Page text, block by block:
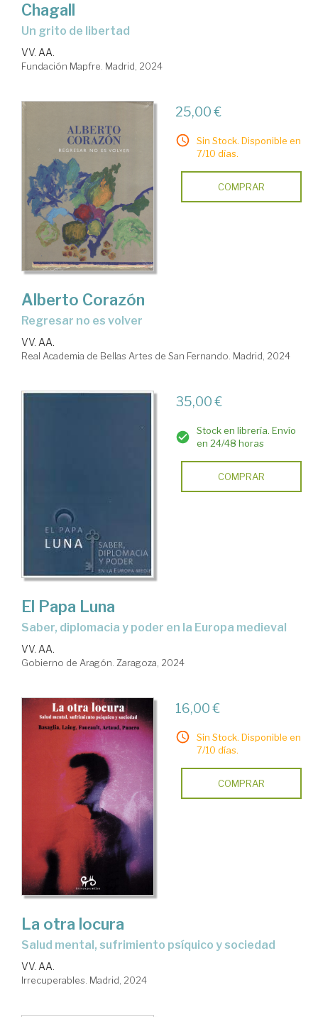
Chagall
un grito de libertad
VV. AA.
Fundación Mapfre. Madrid, 2024
25,00 €
Sin Stock. Disponible en
7/10 días.
COMPRAR
Alberto Corazón
Regresar no es volver
VV. AA.
Real Academia de Bellas Artes de San Fernando. Madrid, 2024
35,00 €
Stock en librería. Envío
en 24/48 horas
COMPRAR
El Papa Luna
saber, diplomacia y poder en la Europa medieval
VV. AA.
Gobierno de Aragón. Zaragoza, 2024
16,00 €
Sin Stock. Disponible en
7/10 días.
COMPRAR
La otra locura
salud mental, sufrimiento psíquico y sociedad
VV. AA.
Irrecuperables. Madrid, 2024